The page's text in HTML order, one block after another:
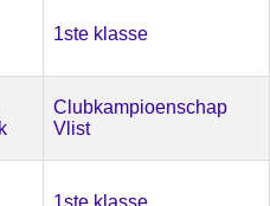
1ste klasse
Clubkampioenschap
Vlist
1ste klasse